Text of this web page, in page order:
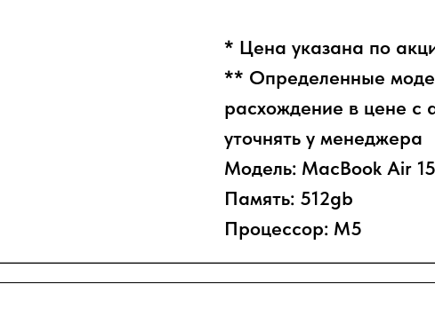
* Цена указана по
** Определенные
расхождение в цене с
уточнять у менеджера
Модель: MacBook Air 15
Память: 512gb
Процессор: M5